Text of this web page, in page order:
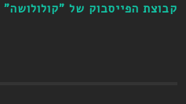
קבוצת הפייסבוק של "קולולושה"